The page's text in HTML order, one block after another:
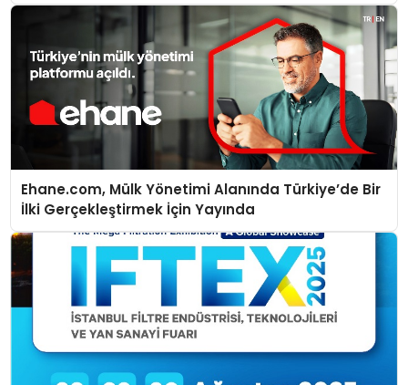
Ehane.com, Mülk Yönetimi Alanında Türkiye’de Bir
İlki Gerçekleştirmek İçin Yayında